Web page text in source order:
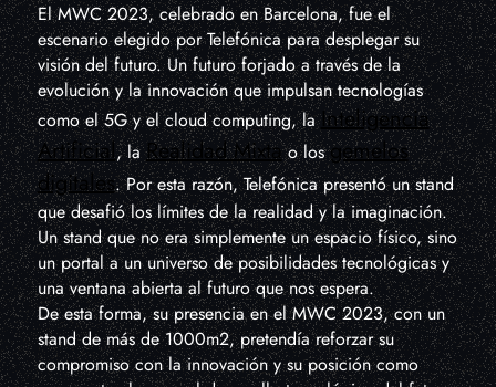
El MWC 2023, celebrado en Barcelona, fue el
escenario elegido por Telefónica para desplegar su
visión del futuro. Un futuro forjado a través de la
evolución y la innovación que impulsan tecnologías
como el 5G y el cloud computing, laInteligencia
Artificial, laRealidad Mixtao losgemelos
digitales. Por esta razón, Telefónica presentó un stand
que desafió los límites de la realidad y la imaginación.
Un stand que no era simplemente un espacio físico, sino
un portal a un universo de posibilidades tecnológicas y
una ventana abierta al futuro que nos espera.
De esta forma, su presencia en el MWC 2023, con un
stand de más de 1000m2, pretendía reforzar su
compromiso con la innovación y su posición como